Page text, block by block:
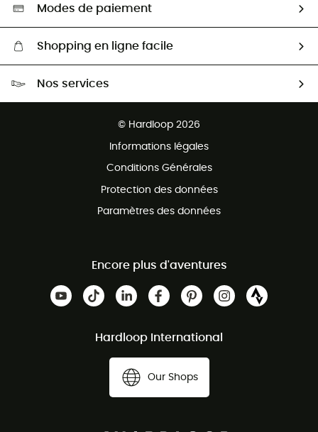
Sélection éco-responsable
Modes de paiement
Shopping en ligne facile
Nos services
© Hardloop 2026
Informations légales
Conditions Générales
Protection des données
Paramètres des données
Encore plus d'aventures
Hardloop International
Our Shops